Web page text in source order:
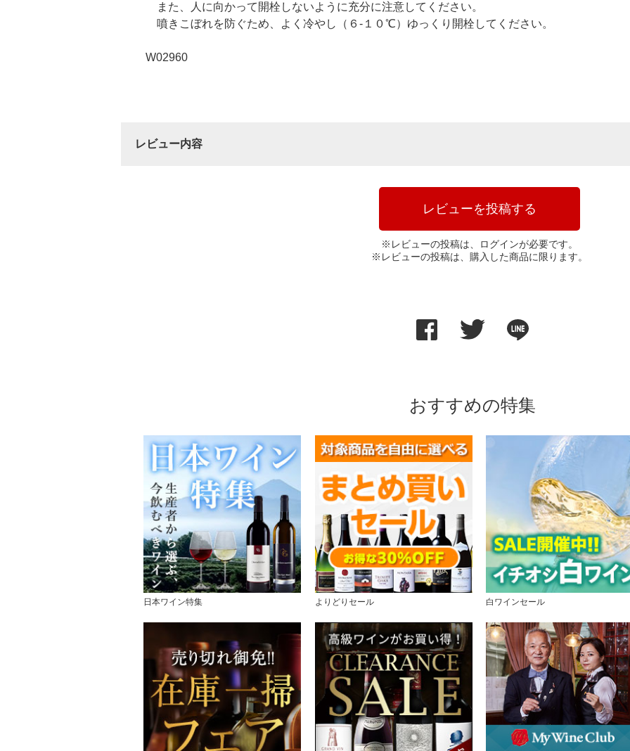
また、人に向かって開栓しないように充分に注意してください。
噴きこぼれを防ぐため、よく冷やし（６-１０℃）ゆっくり開栓してください。
W02960
レビュー内容
レビューを投稿する
※レビューの投稿は、ログインが必要です。
※レビューの投稿は、購入した商品に限ります。
おすすめの特集
日本ワイン特集 よりどりセール 白ワインセール